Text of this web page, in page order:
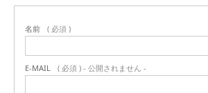
名前 ( 必須 )
E-MAIL ( 必須 ) - 公開されません -